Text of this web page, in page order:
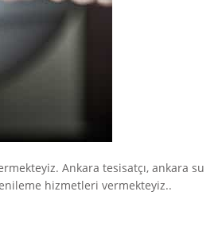
Ankara tesisatçı, ankara su
hizmetleri vermekteyiz..